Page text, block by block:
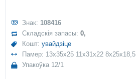
Знак: 108416
Складскія запасы:0,
Кошт:увайдзіце
Памер: 13x35x25 11x31x22 8x25x18,5
Упакоўка 12/1